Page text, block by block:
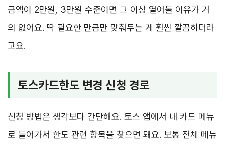
금액이 2만원, 3만원 수준이면 그 이상 열어둘 이유가 거
의 없어요. 딱 필요한 만큼만 맞춰두는 게 훨씬 깔끔하더라
고요.
토스카드한도 변경 신청 경로
신청 방법은 생각보다 간단해요. 토스 앱에서 내 카드 메뉴
로 들어가서 한도 관련 항목을 찾으면 돼요. 보통 전체 메뉴